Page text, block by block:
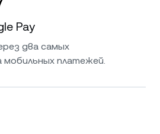
Pay
два самых
мобильных платежей.